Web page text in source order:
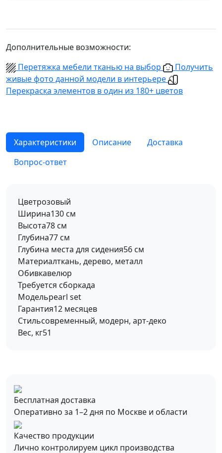
Дополнительные возможности:
Перетяжка мебели тканью на выбор
Получить
живые фото данной модели в интерьере
Перекраска элементов в один из 180+ цветов
Характеристики Описание
Доставка
Вопрос-ответ
Цветрозовый
Ширина130 см
Высота78 см
Глубина77 см
Глубина места для сидения56 см
Материалткань, дерево, металл
Обивкавелюр
Требуется сборкада
Модельpearl set
Гарантия12 месяцев
Стильсовременный, модерн, арт-деко
Вес, кг51
Бесплатная доставка
Оперативно за 1–2 дня по Москве и области
Качество продукции
Лично контролируем цикл производства